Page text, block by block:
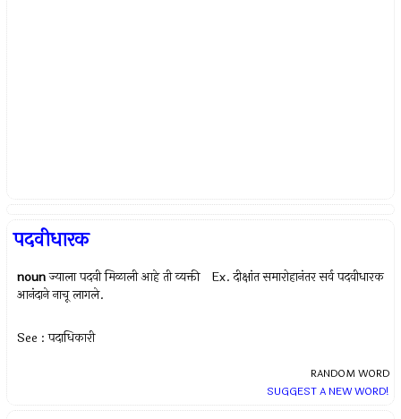
पदवीधारक
noun ज्याला पदवी मिळाली आहे ती व्यक्ती Ex.दीक्षांत समारोहानंतर सर्व पदवीधारक
आनंदाने नाचू लागले.
See : पदाधिकारी
RANDOM WORD
SUGGEST A NEW WORD!